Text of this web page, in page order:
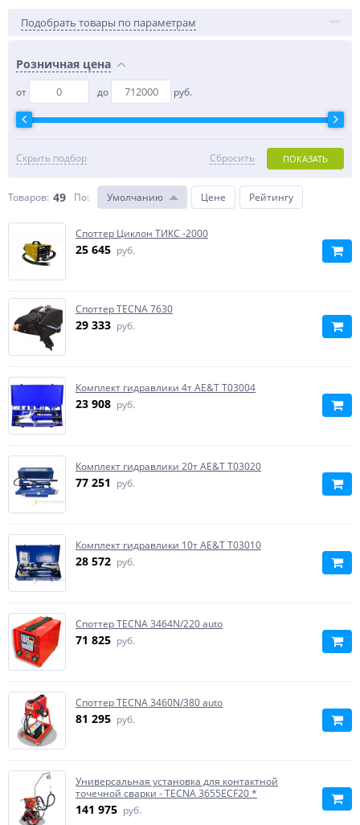
Подобрать товары по параметрам
Розничная цена
от до руб.
Скрыть подбор ПОКАЗАТЬ
Сбросить
Товаров: 49 По: Умолчанию Цене Рейтингу
Cпоттер Циклон ТИКС -2000
25 645 руб.
Споттер TECNA 7630
29 333 руб.
Комплект гидравлики 4т AE&T T03004
23 908 руб.
Комплект гидравлики 20т AE&T T03020
77 251 руб.
Комплект гидравлики 10т AE&T T03010
28 572 руб.
Споттер TECNA 3464N/220 auto
71 825 руб.
Споттер TECNA 3460N/380 auto
81 295 руб.
Универсальная установка для контактной
точечной сварки - TECNA 3655ECF20 *
141 975 руб.